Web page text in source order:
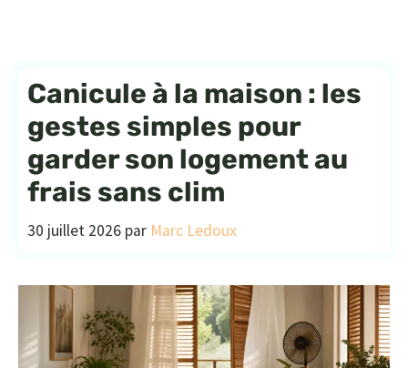
Canicule à la maison : les
gestes simples pour
garder son logement au
frais sans clim
30 juillet 2026 par Marc Ledoux